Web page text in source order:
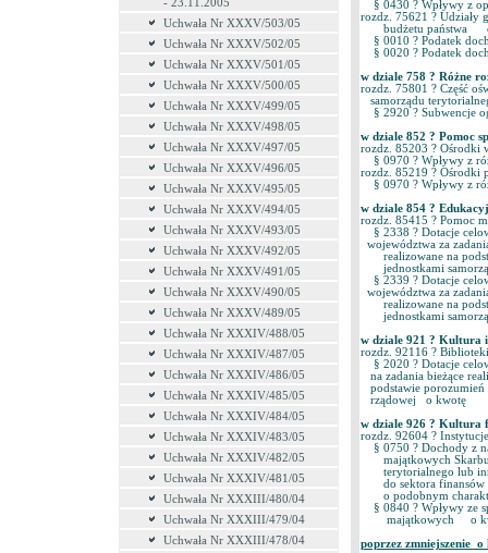
- 23.11.2005
Uchwała Nr XXXV/503/05
Uchwała Nr XXXV/502/05
Uchwała Nr XXXV/501/05
Uchwała Nr XXXV/500/05
Uchwała Nr XXXV/499/05
Uchwała Nr XXXV/498/05
Uchwała Nr XXXV/497/05
Uchwała Nr XXXV/496/05
Uchwała Nr XXXV/495/05
Uchwała Nr XXXV/494/05
Uchwała Nr XXXV/493/05
Uchwała Nr XXXV/492/05
Uchwała Nr XXXV/491/05
Uchwała Nr XXXV/490/05
Uchwała Nr XXXV/489/05
Uchwała Nr XXXIV/488/05
Uchwała Nr XXXIV/487/05
Uchwała Nr XXXIV/486/05
Uchwała Nr XXXIV/485/05
Uchwała Nr XXXIV/484/05
Uchwała Nr XXXIV/483/05
Uchwała Nr XXXIV/482/05
Uchwała Nr XXXIV/481/05
Uchwała Nr XXXIII/480/04
Uchwała Nr XXXIII/479/04
Uchwała Nr XXXIII/478/04
§ 0430 ? Wpływy z
rozdz. 75621 ? Udziały
budżetu państwa o
§ 0010 ? Podatek
§ 0020 ? Podatek
w dziale 758 ? Różne
rozdz. 75801 ? Część
samorządu
§ 2920 ? Subwencje
w dziale 852 ? Pomoc
rozdz. 85203 ?
§ 0970 ? Wpływy z
rozdz. 85219 ?
§ 0970 ? Wpływy z
w dziale 854 ?
rozdz. 85415 ? Pomoc
§ 2338 ? Dotacje
województwa za
realizowane na
jednostkami
§ 2339 ? Dotacje
województwa za
realizowane na
jednostkami
w dziale 921 ? Kultura
rozdz. 92116 ?
§ 2020 ? Dotacje
na zadania bieżące
podstawie porozumień
rządowej o kwotę
w dziale 926 ?
rozdz. 92604 ?
§ 0750 ? Dochody z
majątkowych Skarbu
terytorialnego lub
do sektora finansów
o podobnym
§ 0840 ? Wpływy ze
majątkowych o
poprzez zmniejszenie